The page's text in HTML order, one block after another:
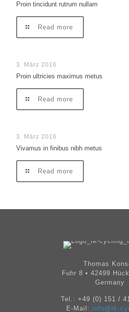
Proin tincidunt rutrum nullam
Read more
3. März 2016
Proin ultricies maximus metus
Read more
3. März 2016
Vivamus in finibus nibh metus
Read more
Thomas
Fuhr 8 • 42499
Germany
Tel.: +49 (0) 151 /
E-Mail: info@tk-